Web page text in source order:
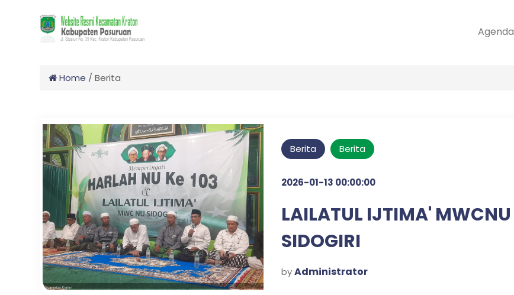
Agenda
Home / Berita
Berita Berita
2026-01-13 00:00:00
LAILATUL IJTIMA' MWCNU
SIDOGIRI
by Administrator